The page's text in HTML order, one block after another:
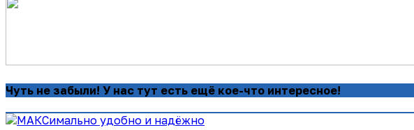
Чуть не забыли! У нас тут есть ещё кое-что интересное!